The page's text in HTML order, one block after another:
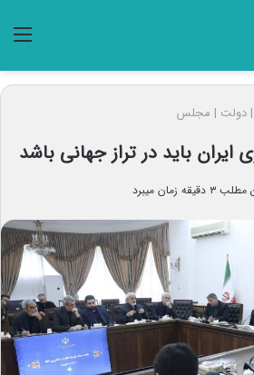
| دولت | مجلس
ایران باید در تراز جهانی باشد
زمان میبرد